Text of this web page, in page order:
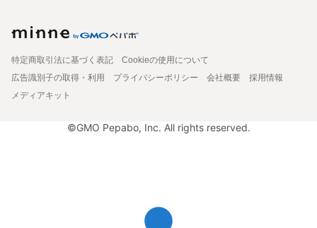
特定商取引法に基づく表記
Cookieの使用について
広告識別子の取得・利用
プライバシーポリシー 会社概要
採用情報
メディアキット
©GMO Pepabo, Inc. All rights reserved.